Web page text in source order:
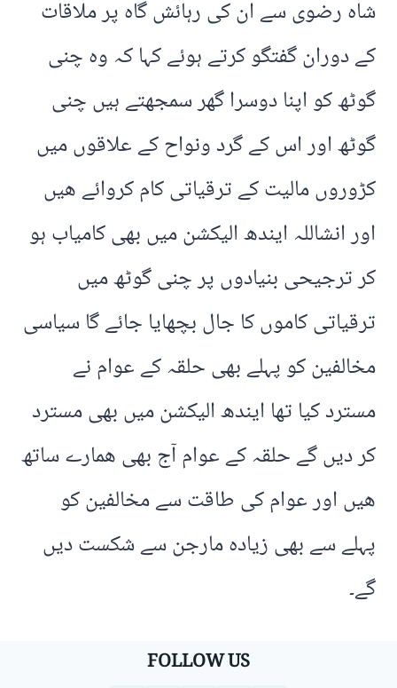
شاہ رضوی سے ان کی رہائش گاہ پر ملاقات
کے دوران گفتگو کرتے ہوئے کہا کہ وہ چنی
گوٹھ کو اپنا دوسرا گھر سمجھتے ہیں چنی
گوٹھ اور اس کے گرد ونواح کے علاقوں میں
کڑوروں مالیت کے ترقیاتی کام کروائے ھیں
اور انشاللہ ایندھ الیکشن میں بھی کامیاب ہو
کر ترجیحی بنیادوں پر چنی گوٹھ میں
ترقیاتی کاموں کا جال بچھایا جائے گا سیاسی
مخالفین کو پہلے بھی حلقہ کے عوام نے
مسترد کیا تھا ایندھ الیکشن میں بھی مسترد
کر دیں گے حلقہ کے عوام آج بھی ھمارے ساتھ
ھیں اور عوام کی طاقت سے مخالفین کو
پہلے سے بھی زیادہ مارجن سے شکست دیں
گے۔
FOLLOW US